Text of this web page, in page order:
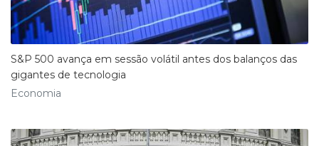
S&P 500 avança em sessão volátil antes dos balanços das
gigantes de tecnologia
Economia